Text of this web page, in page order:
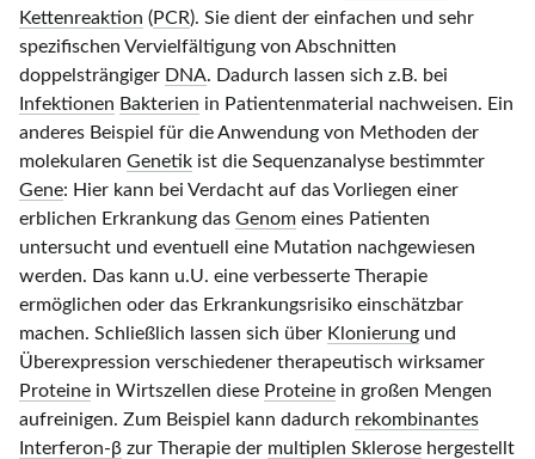
Kettenreaktion (PCR). Sie dient der einfachen und sehr
spezifischen Vervielfältigung von Abschnitten
doppelsträngiger DNA. Dadurch lassen sich z.B. bei
Infektionen Bakterien in Patientenmaterial nachweisen. Ein
anderes Beispiel für die Anwendung von Methoden der
molekularen Genetik ist die Sequenzanalyse bestimmter
Gene: Hier kann bei Verdacht auf das Vorliegen einer
erblichen Erkrankung das Genom eines Patienten
untersucht und eventuell eine Mutation nachgewiesen
werden. Das kann u.U. eine verbesserte Therapie
ermöglichen oder das Erkrankungsrisiko einschätzbar
machen. Schließlich lassen sich über Klonierung und
Überexpression verschiedener therapeutisch wirksamer
Proteine in Wirtszellen diese Proteine in großen Mengen
aufreinigen. Zum Beispiel kann dadurch rekombinantes
Interferon-β zur Therapie der multiplen Sklerose hergestellt